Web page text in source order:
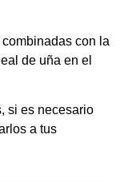
con la
de uña en el
si es necesario
a tus